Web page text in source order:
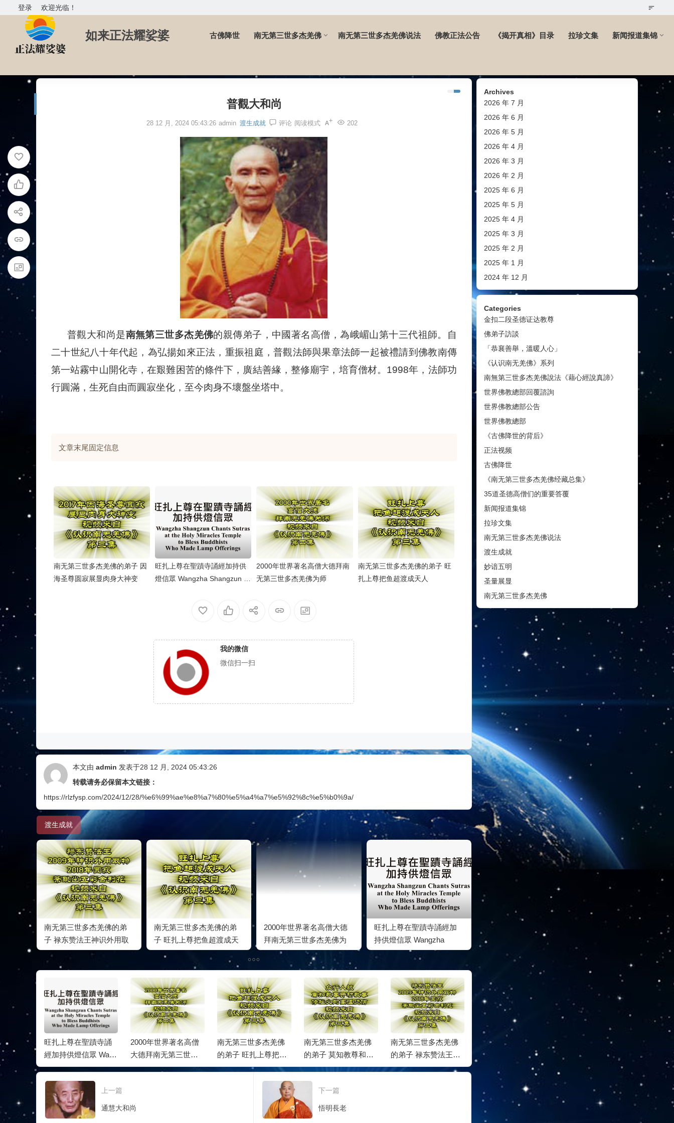
欢迎光临！
登录
如来正法耀娑婆 古佛降世 南无第三世多杰羌佛 南无第三世多杰羌佛说法 佛教正法公告 《揭开真相》目录 拉珍文集 新闻报道集锦
普觀大和尚
28 12 月, 2024 05:43:26 admin 渡生成就 评论 202
阅读模式
普觀大和尚是南無第三世多杰羌佛的親傳弟子，中國著名高僧，為峨嵋山第十三代祖師。自
二十世紀八十年代起，為弘揚如來正法，重振祖庭，普觀法師與果章法師一起被禮請到佛教南傳
第一站霧中山開化寺，在艱難困苦的條件下，廣結善緣，整修廟宇，培育僧材。1998年，法師功
行圓滿，生死自由而圓寂坐化，至今肉身不壞盤坐塔中。
文章末尾固定信息
南无第三世多杰羌佛的弟子 因
海圣尊圆寂展显肉身大神变
旺扎上尊在聖蹟寺誦經加持供
燈信眾 Wangzha Shangzun C
2000年世界著名高僧大德拜南
无第三世多杰羌佛为师
南无第三世多杰羌佛的弟子 旺
扎上尊把鱼超渡成天人
我的微信
微信扫一扫
本文由 admin 发表于28 12 月, 2024 05:43:26
转载请务必保留本文链接：
https://rlzfysp.com/2024/12/28/%e6%99%ae%e8%a7%80%e5%a4%a7%e5%92%8c%e5%b0%9a/
渡生成就
南无第三世多杰羌佛的弟
子 禄东赞法王神识外用取
物
南无第三世多杰羌佛的弟
子 旺扎上尊把鱼超渡成天
人
2000年世界著名高僧大德
拜南无第三世多杰羌佛为
师
旺扎上尊在聖蹟寺誦經加
持供燈信眾 Wangzha
Shangzun Chants Sutras
Temple to Bless
Buddhists…….
寺誦
Wang
Chants
2000年世界著名高僧
大德拜南无第三世多
杰羌佛为师
南无第三世多杰羌佛
的弟子 旺扎上尊把鱼
超渡成天人
南无第三世多杰羌佛
的弟子 莫知教尊和开
初教尊修拙火出高温
南无第三世多杰羌佛
的弟子 禄东赞法王神
识外用取物
開初教尊：祝福我恩
師南無第三世多杰羌
佛佛壽永恆
因海聖尊(大成就者）
上一篇
通慧大和尚
下一篇
悟明長老
Archives
2026 年 7 月
2026 年 6 月
2026 年 5 月
2026 年 4 月
2026 年 3 月
2026 年 2 月
2025 年 6 月
2025 年 5 月
2025 年 4 月
2025 年 3 月
2025 年 2 月
2025 年 1 月
2024 年 12 月
Categories
金扣二段圣德证达教尊
佛弟子訪談
「恭襄善舉，溫暖人心」
《认识南无羌佛》系列
南無第三世多杰羌佛說法《藉心經說真諦》
世界佛教總部回覆諮詢
世界佛教總部公告
世界佛教總部
《古佛降世的背后》
正法视频
古佛降世
《南无第三世多杰羌佛经藏总集》
35道圣德高僧们的重要答覆
新闻报道集锦
拉珍文集
南无第三世多杰羌佛说法
渡生成就
妙谙五明
圣量展显
南无第三世多杰羌佛